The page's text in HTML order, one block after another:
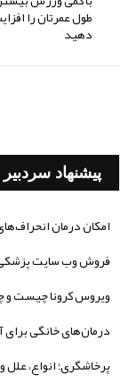
طول عمرتان را
دهید
پیشنهاد سردبیر
امکان درمان
فروش وب سایت پزشکی
ویروس کرونا چیست و
درمان‌های خانگی
پرخاشگری؛ انواع،